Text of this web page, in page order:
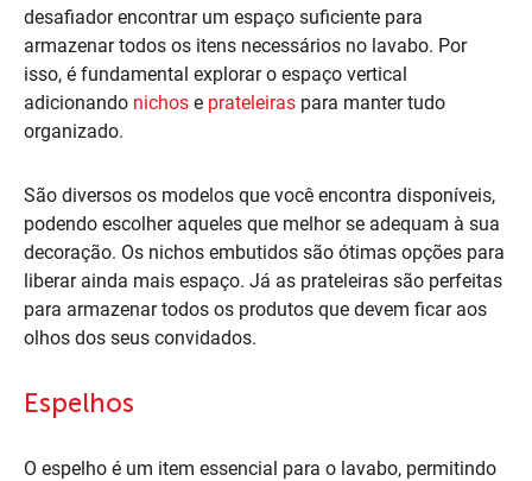
desafiador encontrar um espaço suficiente para
armazenar todos os itens necessários no lavabo. Por
isso, é fundamental explorar o espaço vertical
adicionando nichos e prateleiras para manter tudo
organizado.
São diversos os modelos que você encontra disponíveis,
podendo escolher aqueles que melhor se adequam à sua
decoração. Os nichos embutidos são ótimas opções para
liberar ainda mais espaço. Já as prateleiras são perfeitas
para armazenar todos os produtos que devem ficar aos
olhos dos seus convidados.
Espelhos
O espelho é um item essencial para o lavabo, permitindo